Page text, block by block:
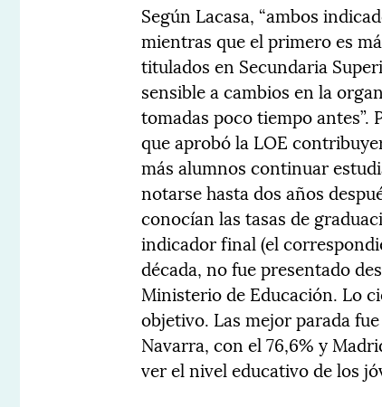
Según Lacasa, “ambos
mientras que el primero es
titulados en Secundaria
sensible a cambios en la
tomadas poco tiempo antes”.
que aprobó la LOE
más alumnos continuar
notarse hasta dos años
conocían las tasas de
indicador final (el
década, no fue presentado
Ministerio de Educación. Lo
objetivo. Las mejor parada
Navarra, con el 76,6% y
ver el nivel educativo de los